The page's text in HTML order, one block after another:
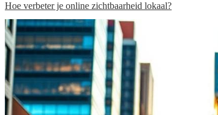
Hoe verbeter je online zichtbaarheid lokaal?